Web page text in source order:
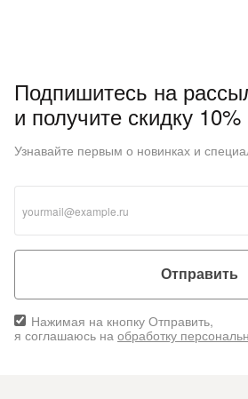
Подпишитесь на
и получите скидку 10%
Узнавайте первым о новинках и
Отправить
Нажимая на кнопку Отправить,
я соглашаюсь на обработку